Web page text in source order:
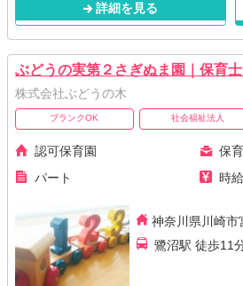
詳細を見る
ぶどうの実第２さぎぬま園｜保育
株式会社ぶどうの木
ブランクOK 社会福祉法人
認可保育園
保
パート
時
神奈川県川崎
鷺沼駅 徒歩11